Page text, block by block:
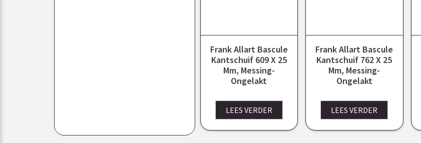
Frank Allart Bascule
Kantschuif 609 X 25
Mm, Messing-
Ongelakt
LEES VERDER
Frank Allart Bascule
Kantschuif 762 X 25
Mm, Messing-
Ongelakt
LEES VERDER